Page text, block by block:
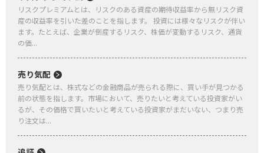
リスクプレミアムとは、リスクのある資産の期待収益率から無リスク資
産の収益率を引いた差のことを指します。 投資には様々なリスクが伴い
ます。たとえば、企業が倒産するリスク、株価が変動するリスク、通貨
の価...
売り気配
売り気配とは、株式などの金融商品が売られる際に、買い手が見つかる
前の状態を指します。市場において、売りたいと考えている投資家がい
るが、その価格で買いたいと考えている投資家がまだいない、つまり売
り注文は...